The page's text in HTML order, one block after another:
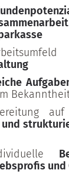
und
und